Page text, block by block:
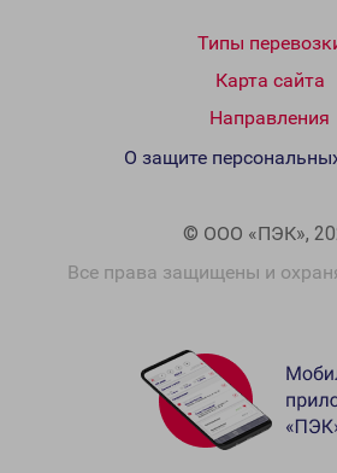
Типы
Карта сайта
Направления
© ООО «ПЭК»,
Все права защищены и
О защите